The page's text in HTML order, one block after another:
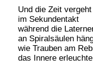
Und die Zeit vergeht
im Sekundentakt
während die
an Spiralsäulen
wie Trauben am
das Innere